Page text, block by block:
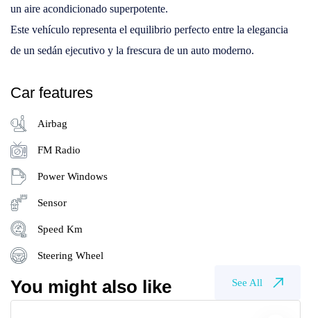
un aire acondicionado superpotente.
Este vehículo representa el equilibrio perfecto entre la elegancia
de un sedán ejecutivo y la frescura de un auto moderno.
Car features
Airbag
FM Radio
Power Windows
Sensor
Speed Km
Steering Wheel
You might also like See All